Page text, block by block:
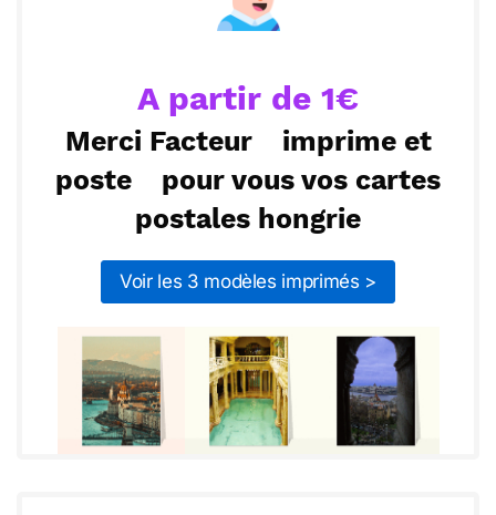
A partir de 1€
Merci Facteur
imprime et
poste
pour vous vos cartes
postales hongrie
Voir les 3 modèles imprimés >